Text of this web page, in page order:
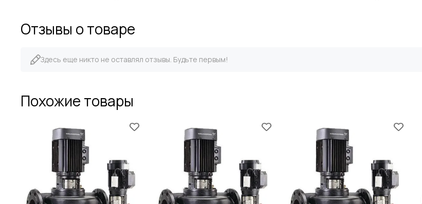
Отзывы о товаре
Здесь еще никто не оставлял отзывы. Будьте первым!
Похожие товары